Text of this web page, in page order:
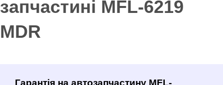
запчастині MFL-6219
MDR